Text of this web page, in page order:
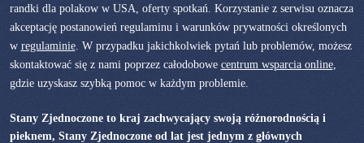
randki dla polakow w USA, oferty spotkań. Korzystanie z serwisu oznacza
akceptację postanowień regulaminu i warunków prywatności określonych
w regulaminie. W przypadku jakichkolwiek pytań lub problemów, możesz
skontaktować się z nami poprzez całodobowe centrum wsparcia online,
gdzie uzyskasz szybką pomoc w każdym problemie.
Stany Zjednoczone to kraj zachwycający swoją różnorodnością i
pieknem, Stany Zjednoczone od lat jest jednym z głównych